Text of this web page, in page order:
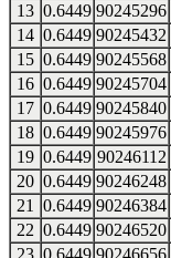
13 0.6449 90245296
14 0.6449 90245432
15 0.6449 90245568
16 0.6449 90245704
17 0.6449 90245840
18 0.6449 90245976
19 0.6449 90246112
20 0.6449 90246248
21
0.6449 90246384
22 0.6449 90246520
23 0.6449 90246656